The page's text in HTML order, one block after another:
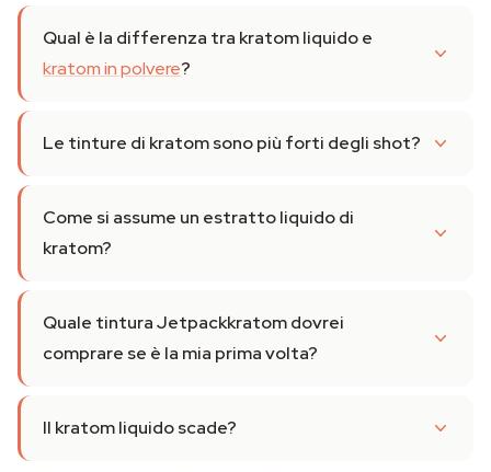
Qual è la differenza tra kratom liquido e
kratom in polvere?
Le tinture di kratom sono più forti degli shot?
Come si assume un estratto liquido di
kratom?
Quale tintura Jetpackkratom dovrei
comprare se è la mia prima volta?
Il kratom liquido scade?